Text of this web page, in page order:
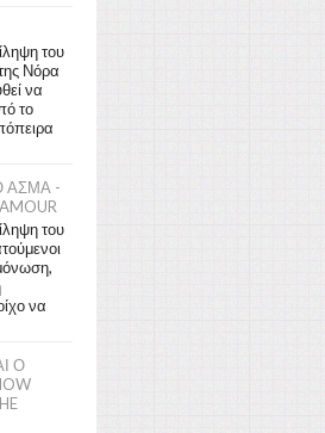
του
Νόρα
να
το
ΑΣΜΑ -
του
να
Ο